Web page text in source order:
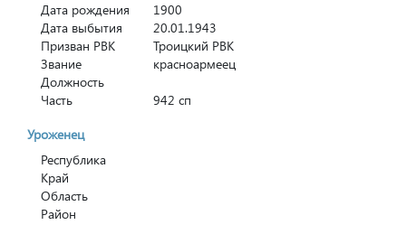
Дата рождения
1900
Дата выбытия
20.01.1943
Призван РВК
Троицкий РВК
Звание
красноармеец
Должность
Часть
942 сп
Уроженец
Республика
Край
Область
Район